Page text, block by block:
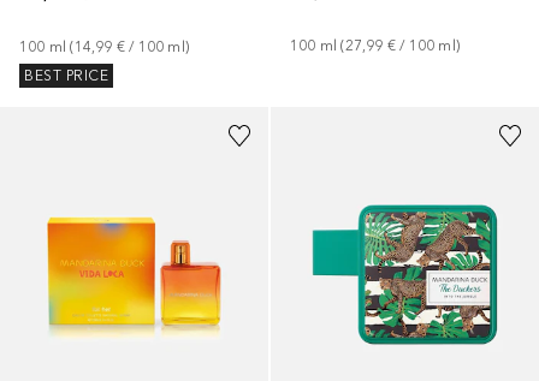
100 ml (14,99 € / 100 ml)
BEST PRICE
100 ml (27,99 € / 100 ml )